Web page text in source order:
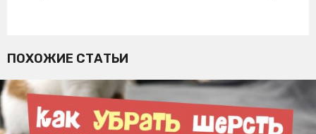
ПОХОЖИЕ СТАТЬИ